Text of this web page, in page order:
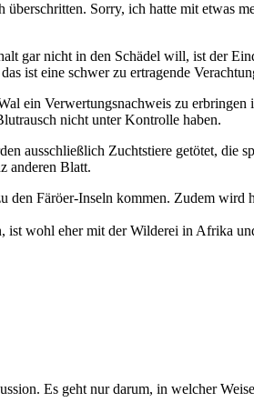
Sorry, ich hatte mit etwas
gar nicht in den Schädel will, ist der
ist eine schwer zu ertragende
ein Verwertungsnachweis zu erbringen
nicht unter Kontrolle haben.
ausschließlich Zuchtstiere getötet, die
anderen Blatt.
den Färöer-Inseln kommen. Zudem wird
ist wohl eher mit der Wilderei in Afrika
Es geht nur darum, in welcher